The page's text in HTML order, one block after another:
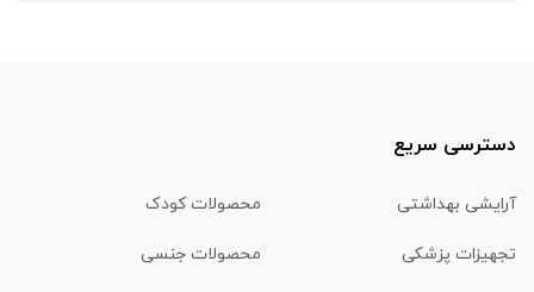
دسترسی سریع
آرایشی بهداشتی محصولات کودک
تجهیزات پزشکی محصولات جنسی